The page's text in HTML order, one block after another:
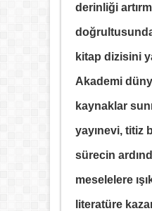
derinliği
doğrultusunda
kitap dizisini
Akademi
kaynaklar
yayınevi, titiz
sürecin
meselelere
literatüre